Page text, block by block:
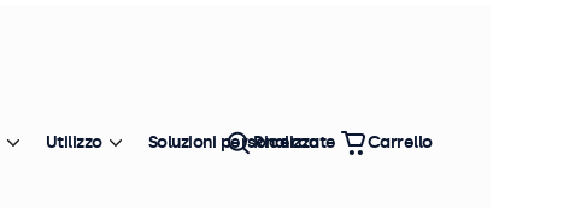
Utilizzo Soluzioni personalizzate
Ricerca Carrello